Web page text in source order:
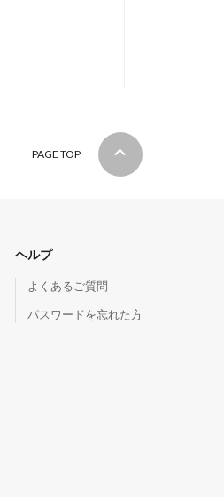
PAGE TOP
ヘルプ
よくあるご質問
パスワードを忘れた方